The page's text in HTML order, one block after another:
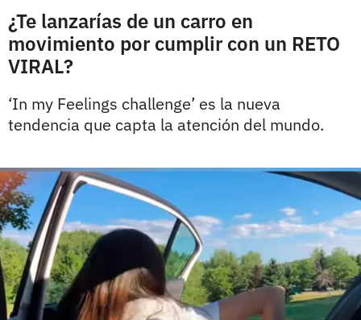
¿Te lanzarías de un carro en
movimiento por cumplir con un RETO
VIRAL?
‘In my Feelings challenge’ es la nueva
tendencia que capta la atención del mundo.